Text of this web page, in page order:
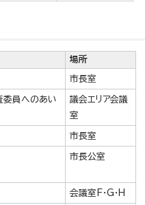
場所
市長室
委員へのあい
議会エリア会議
室
市長室
市長公室
会議室F・G・H